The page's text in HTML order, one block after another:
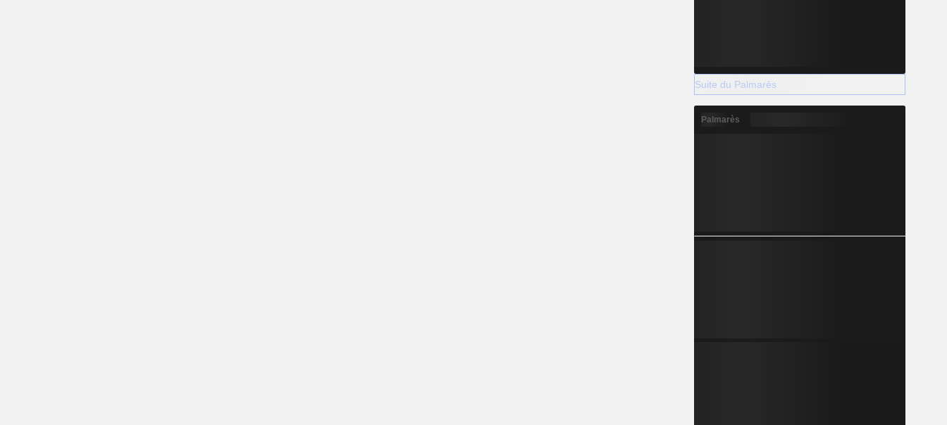
Suite du Palmarès
Palmarès